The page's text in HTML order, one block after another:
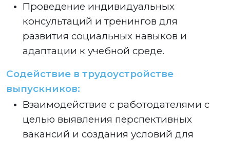
Проведение индивидуальных
консультаций и тренингов для
развития социальных навыков и
адаптации к учебной среде.
Содействие в трудоустройстве
выпускников:
Взаимодействие с работодателями с
целью выявления перспективных
вакансий и создания условий для